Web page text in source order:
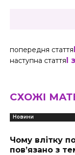
попередня стаття
наступна статтяІ
СХОЖІ
Новини
Чому влітку
пов’язано з